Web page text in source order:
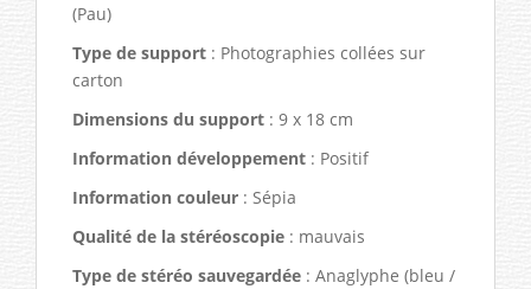
(Pau)
Type de support : Photographies collées sur
carton
Dimensions du support : 9 x 18 cm
Information développement : Positif
Information couleur : Sépia
Qualité de la stéréoscopie : mauvais
Type de stéréo sauvegardée : Anaglyphe (bleu /